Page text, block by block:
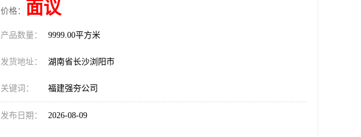
价格： 面议
产品数量： 9999.00平方米
发货地址： 湖南省长沙浏阳市
关键词： 福建强夯公司
发布日期： 2026-08-09